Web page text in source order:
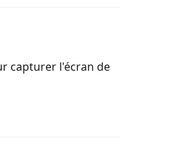
capturer l'écran de